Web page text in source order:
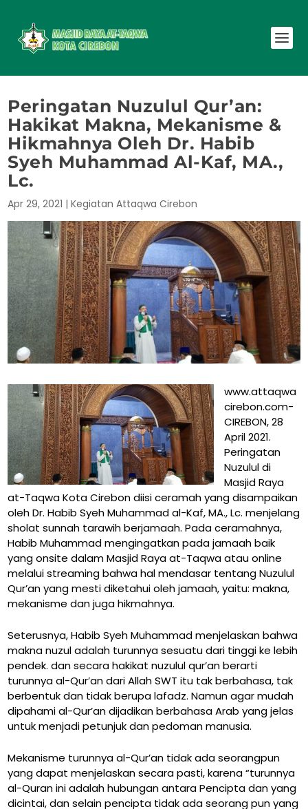
Peringatan Nuzulul Qur’an:
Hakikat Makna, Mekanisme &
Hikmahnya Oleh Dr. Habib
Syeh Muhammad Al-Kaf, MA.,
Lc.
Apr 29, 2021 |Kegiatan Attaqwa Cirebon
www.attaqwa
cirebon.com-
CIREBON, 28
April 2021.
Peringatan
Nuzulul di
Masjid Raya
at-Taqwa Kota Cirebon diisi ceramah yang disampaikan
oleh Dr. Habib Syeh Muhammad al-Kaf, MA., Lc. menjelang
sholat sunnah tarawih berjamaah. Pada ceramahnya,
Habib Muhammad mengingatkan pada jamaah baik
yang onsite dalam Masjid Raya at-Taqwa atau online
melalui streaming bahwa hal mendasar tentang Nuzulul
Qur’an yang mesti diketahui oleh jamaah, yaitu: makna,
mekanisme dan juga hikmahnya.
Seterusnya, Habib Syeh Muhammad menjelaskan bahwa
makna nuzul adalah turunnya sesuatu dari tinggi ke lebih
pendek. dan secara hakikat nuzulul qur’an berarti
turunnya al-Qur’an dari Allah SWT itu tak berbahasa, tak
berbentuk dan tidak berupa lafadz. Namun agar mudah
dipahami al-Qur’an dijadikan berbahasa Arab yang jelas
untuk menjadi petunjuk dan pedoman manusia.
Mekanisme turunnya al-Qur’an tidak ada seorangpun
yang dapat menjelaskan secara pasti, karena “turunnya
al-Quran ini adalah hubungan antara Pencipta dan yang
dicintai, dan selain pencipta tidak ada seorang pun yang